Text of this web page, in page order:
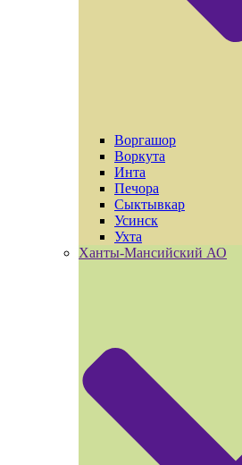
Воргашор
Воркута
Инта
Печора
Сыктывкар
Усинск
Ухта
Ханты-Мансийский АО